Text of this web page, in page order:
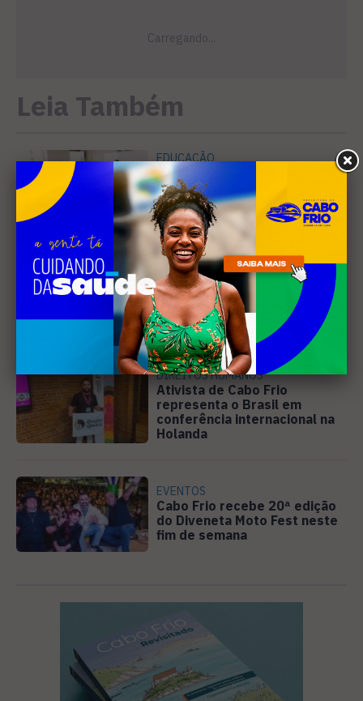
Leia Também
EDUCAÇÃO
Projeto "Interlinhas" lança
concurso de redação para
estudantes do ensino médio
em Cabo Frio
SANEAMENTO
Câmara de Búzios aprova
audiência pública para
discutir atuação e serviços
da Prolagos
DIREITOS HUMANOS
Ativista de Cabo Frio
representa o Brasil em
conferência internacional na
Holanda
EVENTOS
Cabo Frio recebe 20ª edição
do Diveneta Moto Fest neste
fim de semana